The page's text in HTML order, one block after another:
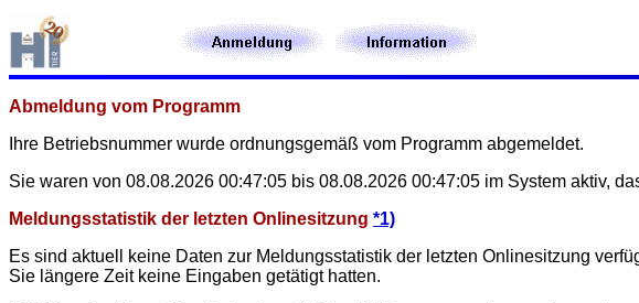
Abmeldung vom Programm
Ihre Betriebsnummer wurde ordnungsgemäß vom Programm abgemeldet.
Sie waren von 08.08.2026 00:47:05 bis 08.08.2026 00:47:05 im System aktiv,
Meldungsstatistik der letzten Onlinesitzung *1)
Es sind aktuell keine Daten zur Meldungsstatistik der letzten Onlinesitzung
Sie längere Zeit keine Eingaben getätigt hatten.